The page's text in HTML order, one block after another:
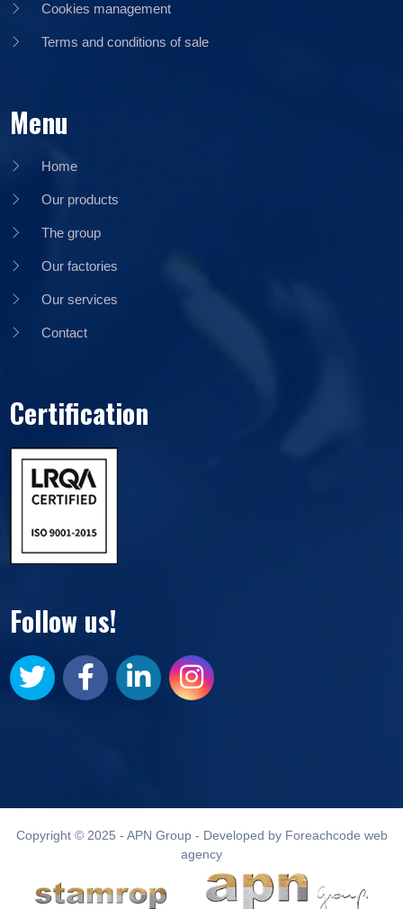
Cookies management
Terms and conditions of sale
Menu
Home
Our products
The group
Our factories
Our services
Contact
Certification
Follow us!
Copyright © 2025 - APN Group - Developed by Foreachcode web
agency